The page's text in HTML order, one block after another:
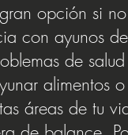
opción si
con ayunos
de
alimentos
áreas de tu